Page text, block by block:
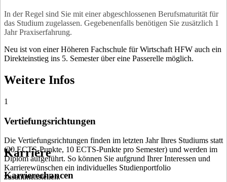
In der Regel sind Sie mit einer abgeschlossenen Berufsmaturität für
das Studium zugelassen. Gegebenenfalls benötigen Sie zusätzlich 1
Jahr Praxiserfahrung.
Neu ist von einer Höheren Fachschule für Wirtschaft HFW auch ein
Direkteinstieg ins 5. Semester über eine Passerelle möglich.
Weitere Infos
1
Vertiefungsrichtungen
Die Vertiefungsrichtungen finden im letzten Jahr Ihres Studiums statt
(20 ECTS-Punkte, 10 ECTS-Punkte pro Semester) und werden im
Diplom aufgeführt. So können Sie aufgrund Ihrer Interessen und
Karrierewünschen ein individuelles Studienportfolio
zusammenstellen.
Karriere
Karrierechancen